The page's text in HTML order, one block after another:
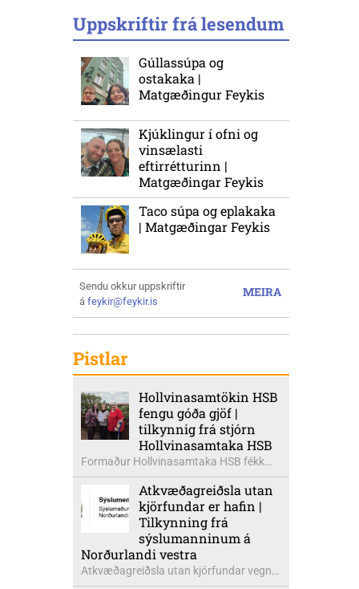
Uppskriftir frá lesendum
Gúllassúpa og
ostakaka |
Matgæðingur Feykis
Kjúklingur í ofni og
vinsælasti
eftirrétturinn |
Matgæðingar Feykis
Taco súpa og eplakaka
| Matgæðingar Feykis
MEIRA
Sendu okkur uppskriftir
á feykir@feykir.is
Pistlar
Hollvinasamtökin HSB
fengu góða gjöf |
tilkynnig frá stjórn
Hollvinasamtaka HSB
Formaður Hollvinasamtaka HSB fékk
heldur betur góða heimsók þann 5.
ágúst síðastliðinn. Þarna voru mættar
þær Ingibjörg á Auðólfsstöðum
formaður Kvenfélags
Bólstaðarhlíðarhrepps og Guðrún á
Auðkúlu formaður Kvenfélags
Svínavatnshrepps. Afhentu þær
Atkvæðagreiðsla utan
kjörfundar er hafin |
Tilkynning frá
sýslumanninum á
Norðurlandi vestra
Atkvæðagreiðsla utan kjörfundar vegna